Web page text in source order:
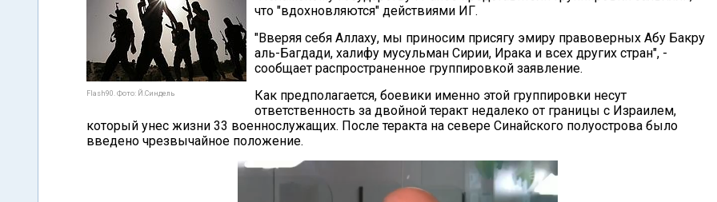
Flash90. Фото: Й.Синдель
что "вдохновляются" действиями ИГ.
"Вверяя себя Аллаху, мы приносим присягу эмиру правоверных Абу Бакру
аль-Багдади, халифу мусульман Сирии, Ирака и всех других стран", -
сообщает распространенное группировкой заявление.
Как предполагается, боевики именно этой группировки несут
ответственность за двойной теракт недалеко от границы с Израилем,
который унес жизни 33 военнослужащих. После теракта на севере Синайского полуострова было
введено чрезвычайное положение.